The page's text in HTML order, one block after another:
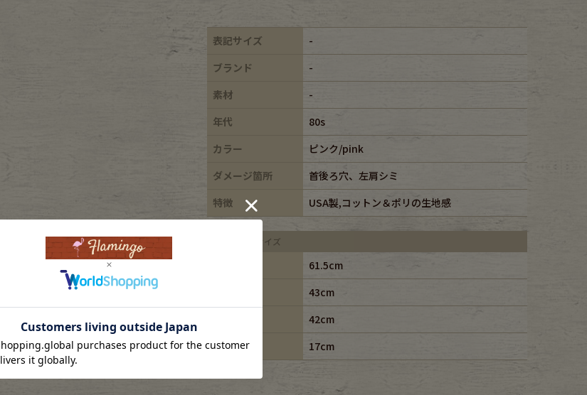
表記サイズ
-
ブランド
-
素材
-
年代
80s
カラー
ピンク/pink
ダメージ箇所
首後ろ穴、左肩シミ
特徴
USA製,コットン＆ポリの生地感
平置き実寸サイズ
61.5cm
43cm
42cm
袖丈
17cm